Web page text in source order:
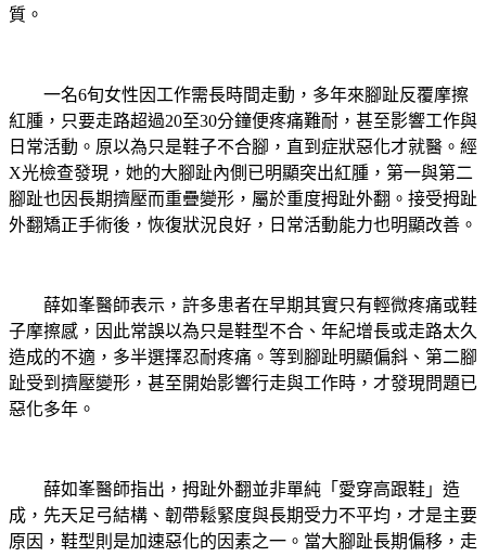
質。
一名6旬女性因工作需長時間走動，多年來腳趾反覆摩擦
紅腫，只要走路超過20至30分鐘便疼痛難耐，甚至影響工作與
日常活動。原以為只是鞋子不合腳，直到症狀惡化才就醫。經
X光檢查發現，她的大腳趾內側已明顯突出紅腫，第一與第二
腳趾也因長期擠壓而重疊變形，屬於重度拇趾外翻。接受拇趾
外翻矯正手術後，恢復狀況良好，日常活動能力也明顯改善。
薛如峯醫師表示，許多患者在早期其實只有輕微疼痛或鞋
子摩擦感，因此常誤以為只是鞋型不合、年紀增長或走路太久
造成的不適，多半選擇忍耐疼痛。等到腳趾明顯偏斜、第二腳
趾受到擠壓變形，甚至開始影響行走與工作時，才發現問題已
惡化多年。
薛如峯醫師指出，拇趾外翻並非單純「愛穿高跟鞋」造
成，先天足弓結構、韌帶鬆緊度與長期受力不平均，才是主要
原因，鞋型則是加速惡化的因素之一。當大腳趾長期偏移，走